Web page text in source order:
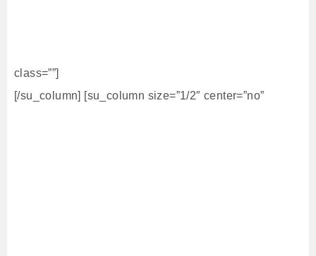
class=””]
[/su_column] [su_column size=”1/2″ center=”no”